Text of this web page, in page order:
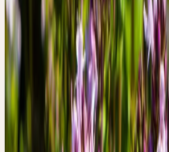
manière curative.
Période de récolte
Juni
Approvisionnement Culture biologique /
Méditerranée
Origine & Récolte
CULTURE
RÉCOLTE SAUVAGE
MÉDITERRANÉE